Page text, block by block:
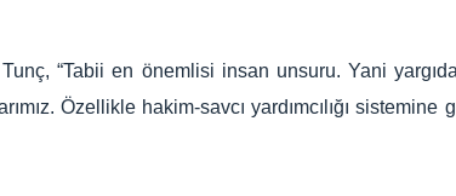
“Tabii en önemlisi insan unsuru. Yani
Özellikle hakim-savcı yardımcılığı